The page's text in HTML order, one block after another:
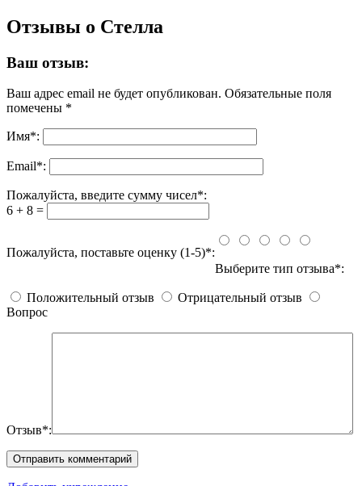
Отзывы о Стелла
Ваш отзыв:
Ваш адрес email не будет опубликован. Обязательные поля
помечены *
Имя*:
Email*:
Пожалуйста, введите сумму чисел*:
6 + 8 =
Пожалуйста, поставьте оценку (1-5)*:
Выберите тип отзыва*:
Положительный отзыв
Отрицательный отзыв
Вопрос
Отзыв*: